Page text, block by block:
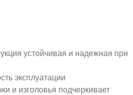
устойчивая и надежная при
эксплуатации
и изголовья подчеркивает